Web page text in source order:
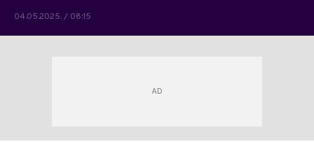
04.05.2025. / 08:15